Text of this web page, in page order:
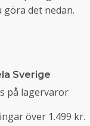
göra det nedan.
Sverige
på lagervaror
över 1.499 kr.